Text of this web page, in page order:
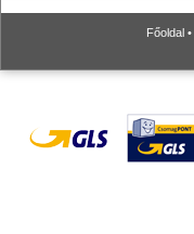
Főoldal •